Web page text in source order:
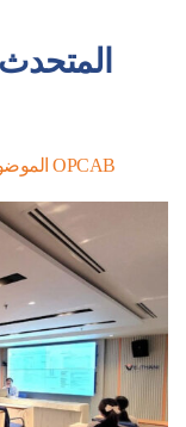
الموضوع: الرعاية قبل وبعد العملية الجراحية لـ OPCAB